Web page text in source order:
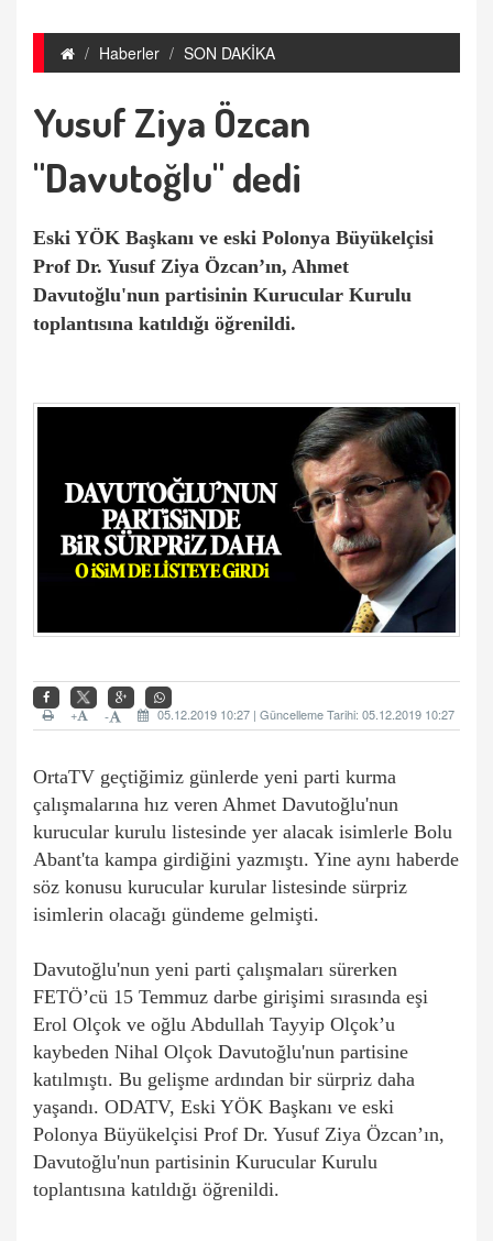
Haberler SON DAKİKA
Yusuf Ziya Özcan
"Davutoğlu" dedi
Eski YÖK Başkanı ve eski Polonya Büyükelçisi
Prof Dr. Yusuf Ziya Özcan’ın, Ahmet
Davutoğlu'nun partisinin Kurucular Kurulu
toplantısına katıldığı öğrenildi.
05.12.2019 10:27 | Güncelleme Tarihi: 05.12.2019 10:27
-
+
OrtaTV geçtiğimiz günlerde yeni parti kurma
çalışmalarına hız veren Ahmet Davutoğlu'nun
kurucular kurulu listesinde yer alacak isimlerle Bolu
Abant'ta kampa girdiğini yazmıştı. Yine aynı haberde
söz konusu kurucular kurular listesinde sürpriz
isimlerin olacağı gündeme gelmişti.
Davutoğlu'nun yeni parti çalışmaları sürerken
FETÖ’cü 15 Temmuz darbe girişimi sırasında eşi
Erol Olçok ve oğlu Abdullah Tayyip Olçok’u
kaybeden Nihal Olçok Davutoğlu'nun partisine
katılmıştı. Bu gelişme ardından bir sürpriz daha
yaşandı. ODATV, Eski YÖK Başkanı ve eski
Polonya Büyükelçisi Prof Dr. Yusuf Ziya Özcan’ın,
Davutoğlu'nun partisinin Kurucular Kurulu
toplantısına katıldığı öğrenildi.